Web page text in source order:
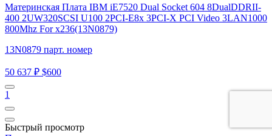
Материнская Плата IBM iE7520 Dual Socket 604 8DualDDRII-
400 2UW320SCSI U100 2PCI-E8x 3PCI-X PCI Video 3LAN1000
800Mhz For x236(13N0879)
13N0879 парт. номер
50 637 ₽ $600
1
Быстрый просмотр